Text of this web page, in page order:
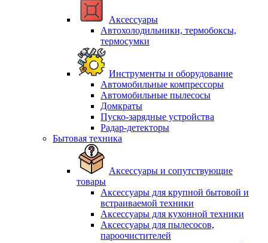
Аксессуары
Автохолодильники, термобоксы,
термосумки
Инструменты и оборудование
Автомобильные компрессоры
Автомобильные пылесосы
Домкраты
Пуско-зарядные устройства
Радар-детекторы
Бытовая техника
Аксессуары и сопутствующие
товары
Аксессуары для крупной бытовой и
встраиваемой техники
Аксессуары для кухонной техники
Аксессуары для пылесосов,
пароочистителей